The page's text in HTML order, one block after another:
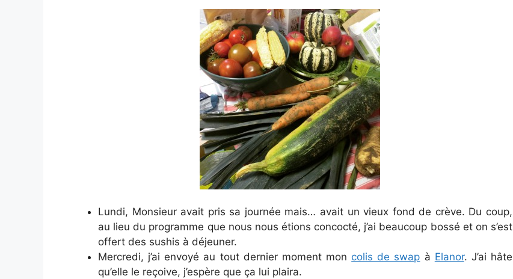
Lundi, Monsieur avait pris sa journée mais… avait un vieux fond de crève. Du coup,
au lieu du programme que nous nous étions concocté, j’ai beaucoup bossé et on s’est
offert des sushis à déjeuner.
Mercredi, j’ai envoyé au tout dernier moment mon colis de swap à Elanor. J’ai hâte
qu’elle le reçoive, j’espère que ça lui plaira.